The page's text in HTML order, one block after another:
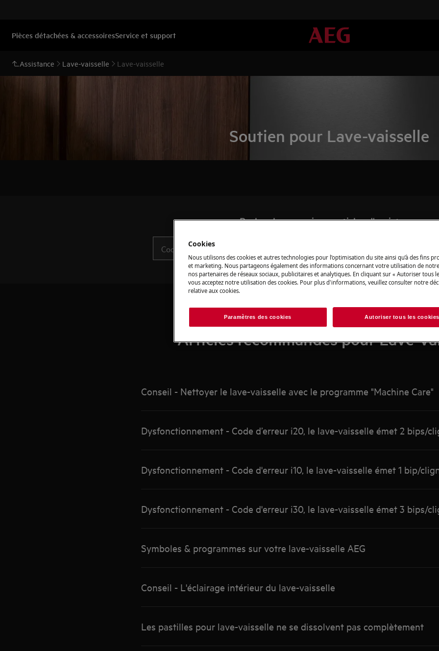
Pièces détachées & accessoiresService et support
Assistance Lave-vaisselle Lave-vaisselle
Soutien pour Lave-vaisselle
Recherchez parmi nos articles d'assistance
Articles recommandés pour Lave-
Conseil - Nettoyer le lave-vaisselle avec le programme "Machine Care"
Dysfonctionnement - Code d’erreur i20, le lave-vaisselle émet 2 bips/
Dysfonctionnement - Code d'erreur i10, le lave-vaisselle émet 1 bip/
Dysfonctionnement - Code d'erreur i30, le lave-vaisselle émet 3 bips/
Symboles & programmes sur votre lave-vaisselle AEG
Conseil - L'éclairage intérieur du lave-vaisselle
Les pastilles pour lave-vaisselle ne se dissolvent pas complètement
Cookies
Nous utilisons des cookies et autres technologies pour l’optimisation du site ainsi qu’à des fins
et marketing. Nous partageons également des informations concernant votre utilisation de
nos partenaires de réseaux sociaux, publicitaires et analytiques. En cliquant sur « Autoriser tous
vous acceptez notre utilisation des cookies. Pour plus d'informations, veuillez consulter notre
relative aux cookies.
Paramètres des cookies Autoriser tous les cookies